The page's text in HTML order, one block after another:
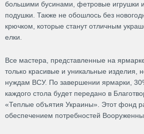
большими бусинами, фетровые игрушки
подушки. Также не обошлось без
крючком, которые станут отличным
елки.
Все мастера, представленные на
только красивые и уникальные изделия,
нуждам ВСУ. По завершении ярмарки,
каждого стола будет передано в
«Теплые объятия Украины». Этот фонд
обеспечением потребностей